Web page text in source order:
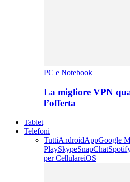
PC e Notebook
La migliore VPN
l’offerta
Tablet
Telefoni
TuttiAndroidAppGoogle
PlaySkypeSnapChat
per CellulareiOS